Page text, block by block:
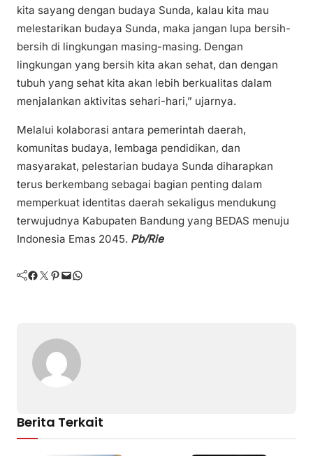
kita sayang dengan budaya Sunda, kalau kita mau
melestarikan budaya Sunda, maka jangan lupa bersih-
bersih di lingkungan masing-masing. Dengan
lingkungan yang bersih kita akan sehat, dan dengan
tubuh yang sehat kita akan lebih berkualitas dalam
menjalankan aktivitas sehari-hari,” ujarnya.
Melalui kolaborasi antara pemerintah daerah,
komunitas budaya, lembaga pendidikan, dan
masyarakat, pelestarian budaya Sunda diharapkan
terus berkembang sebagai bagian penting dalam
memperkuat identitas daerah sekaligus mendukung
terwujudnya Kabupaten Bandung yang BEDAS menuju
Indonesia Emas 2045. Pb/Rie
Facebook Twitter Pinterest Mail WhatsApp
Berita Terkait